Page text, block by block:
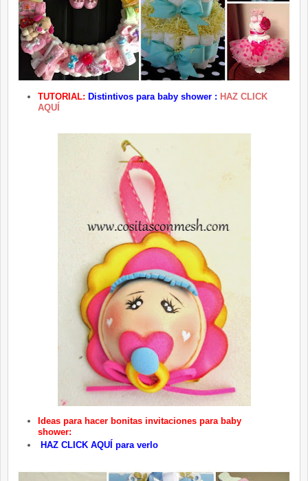
TUTORIAL: Distintivos para baby shower : HAZ CLICK
AQUÍ
Ideas para hacer bonitas invitaciones para baby
shower:
HAZ CLICK AQUÍ para verlo